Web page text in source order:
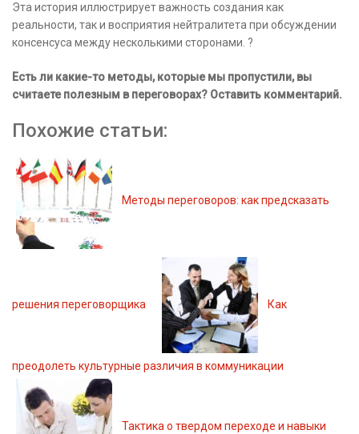
Эта история иллюстрирует важность создания как
реальности, так и восприятия нейтралитета при обсуждении
консенсуса между несколькими сторонами. ?
Есть ли какие-то методы, которые мы пропустили, вы
считаете полезным в переговорах? Оставить комментарий.
Похожие статьи:
Методы переговоров: как предсказать
решения переговорщика Как
преодолеть культурные различия в коммуникации
Тактика о твердом переходе и навыки